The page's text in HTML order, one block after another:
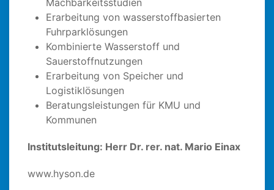
Erarbeitung von wasserstoffbasierten
Fuhrparklösungen
Kombinierte Wasserstoff und
Sauerstoffnutzungen
Erarbeitung von Speicher und
Logistiklösungen
Beratungsleistungen für KMU und
Kommunen
Institutsleitung: Herr Dr. rer. nat. Mario Einax
www.hyson.de